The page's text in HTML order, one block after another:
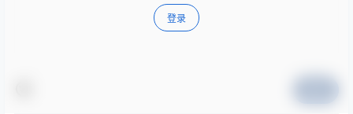
登录